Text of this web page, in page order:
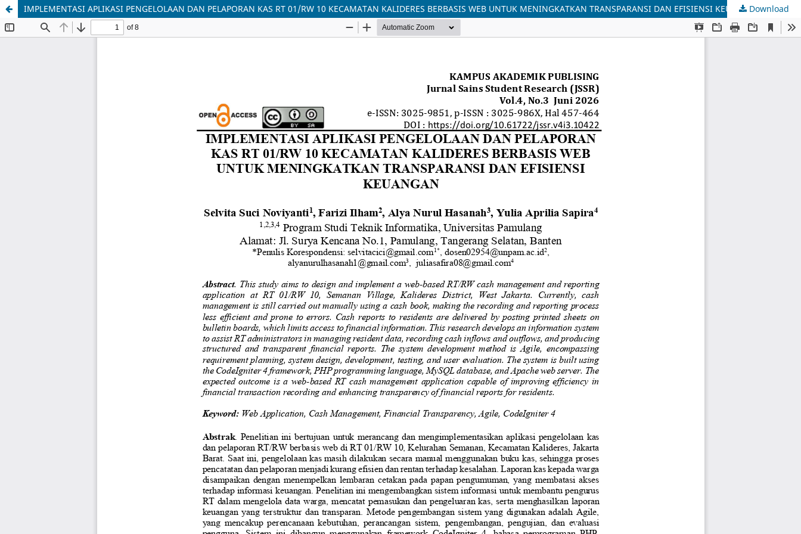
IMPLEMENTASI APLIKASI PENGELOLAAN DAN PELAPORAN KAS RT 01/RW 10 KECAMATAN KALIDERES BERBASIS WEB UNTUK MENINGKATKAN TRANSPARANSI DAN EFISIENSI KEUANGANDownload